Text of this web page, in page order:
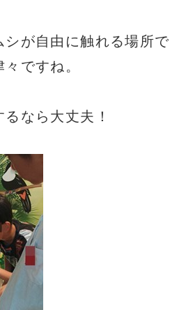
シが自由に触れる場所で
ですね。
なら大丈夫！